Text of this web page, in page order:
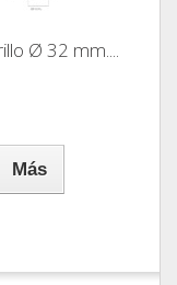
Ø 32 mm....
Más